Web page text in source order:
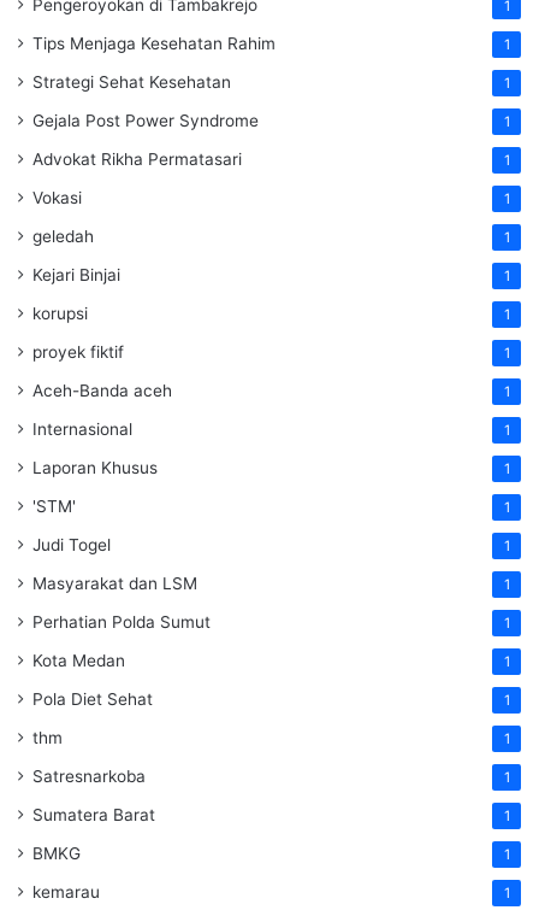
Pengeroyokan di Tambakrejo 1
Tips Menjaga Kesehatan Rahim 1
Strategi Sehat Kesehatan 1
Gejala Post Power Syndrome 1
Advokat Rikha Permatasari 1
Vokasi 1
geledah 1
Kejari Binjai 1
korupsi 1
proyek fiktif 1
Aceh-Banda aceh 1
Internasional 1
Laporan Khusus 1
'STM' 1
Judi Togel 1
Masyarakat dan LSM 1
Perhatian Polda Sumut 1
Kota Medan 1
Pola Diet Sehat 1
thm 1
Satresnarkoba 1
Sumatera Barat 1
BMKG 1
kemarau 1